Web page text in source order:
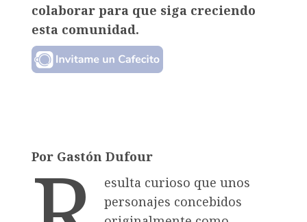
colaborar para que siga creciendo
esta comunidad.
Por Gastón Dufour
esulta curioso que unos
personajes concebidos